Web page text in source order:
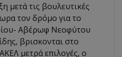
μετά τις βουλευτικές
τον δρόμο για το
Αβέρωφ Νεοφύτου
βρισκονται στο
μετρά επιλογές, ο